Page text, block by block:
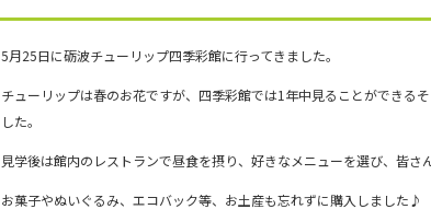
5月25日に砺波チューリップ四季彩館に行ってきました。
チューリップは春のお花ですが、四季彩館では1年中見ることができる
した。
見学後は館内のレストランで昼食を摂り、好きなメニューを選び、皆さ
お菓子やぬいぐるみ、エコバック等、お土産も忘れずに購入しました♪